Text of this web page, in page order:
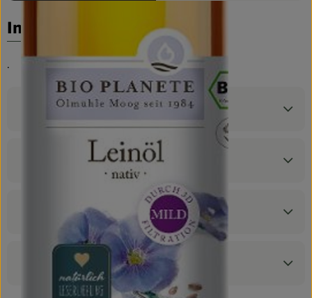
Pferdepension & Reitbetrieb
Firmenkunden
Info
.
Produktinformationen
Nährwert-Info
Produktdatenblatt